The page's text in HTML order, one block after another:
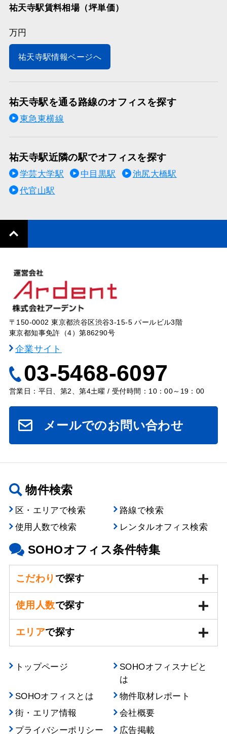
祐天寺駅賃料相場（坪単価）
万円
祐天寺駅情報ページへ
祐天寺駅を通る路線のオフィスを探す
東急東横線
祐天寺駅近隣の駅でオフィスを探す
学芸大学駅 中目黒駅
池尻大橋駅
代官山駅
〒150-0002 東京都渋谷区渋谷3-15-5 パールビル3階
東京都知事免許（4）第86290号
企業サイト
03-5468-6097
営業日：平日、第2、第4土曜 / 受付時間：10：00～19：00
メールでのお問い合わせ
物件検索
区・エリアで検索
路線で検索
使用人数で検索
レンタルオフィス検索
SOHOオフィス条件特集
こだわり で探す
使用人数で探す
エリアで探す
トップページ
SOHOオフィスナビと
は
SOHOオフィスとは
物件取材レポート
街・エリア情報
会社概要
プライバシーポリシー
広告掲載